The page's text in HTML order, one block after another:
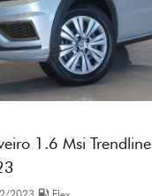
1.6 Msi